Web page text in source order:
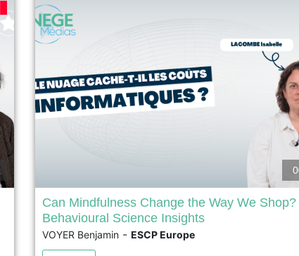
Can meditation really shape our buying habits?
Business School Professor and Behavioural
Ben Voyer explores the link between mindfulness
Can Mindfulness Change the Way We Shop?
Behavioural Science Insights
VOYER Benjamin -ESCP Europe